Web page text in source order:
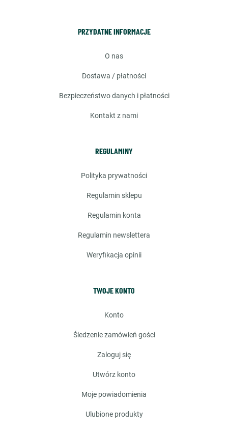
PRZYDATNE INFORMACJE
o nas
dostawa / płatności
bezpieczeństwo danych i płatności
kontakt z nami
REGULAMINY
polityka prywatności
regulamin sklepu
regulamin konta
regulamin newslettera
weryfikacja opinii
TWOJE KONTO
konto
śledzenie zamówień gości
zaloguj się
utwórz konto
moje powiadomienia
ulubione produkty